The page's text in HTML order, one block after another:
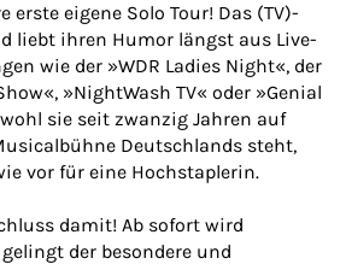
erste eigene Solo Tour! Das (TV)-
liebt ihren Humor längst aus Live-
wie der »WDR Ladies Night«, der
»NightWash TV« oder »Genial
sie seit zwanzig Jahren auf
Deutschlands steht,
vor für eine Hochstaplerin.
damit! Ab sofort wird
der besondere und